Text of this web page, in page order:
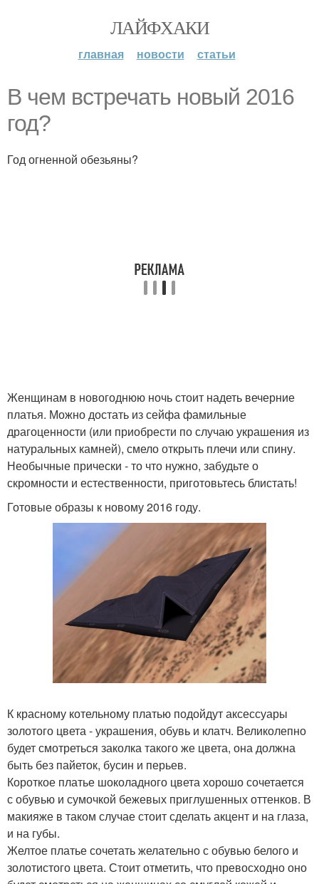
ЛАЙФХАКИ
главная новости статьи
В чем встречать новый 2016
год?
Год огненной обезьяны?
Женщинам в новогоднюю ночь стоит надеть вечерние
платья. Можно достать из сейфа фамильные
драгоценности (или приобрести по случаю украшения из
натуральных камней), смело открыть плечи или спину.
Необычные прически - то что нужно, забудьте о
скромности и естественности, приготовьтесь блистать!
Готовые образы к новому 2016 году.
К красному котельному платью подойдут аксессуары
золотого цвета - украшения, обувь и клатч. Великолепно
будет смотреться заколка такого же цвета, она должна
быть без пайеток, бусин и перьев.
Короткое платье шоколадного цвета хорошо сочетается
с обувью и сумочкой бежевых приглушенных оттенков. В
макияже в таком случае стоит сделать акцент и на глаза,
и на губы.
Желтое платье сочетать желательно с обувью белого и
золотистого цвета. Стоит отметить, что превосходно оно